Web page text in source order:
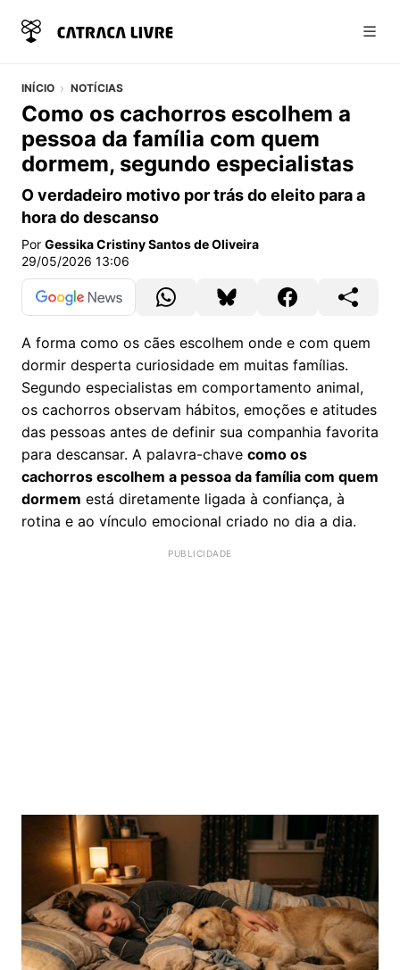
INÍCIO NOTÍCIAS
Como os cachorros escolhem a
pessoa da família com quem
dormem, segundo especialistas
O verdadeiro motivo por trás do eleito para a
hora do descanso
Por Gessika Cristiny Santos de Oliveira
29/05/2026 13:06
A forma como os cães escolhem onde e com quem
dormir desperta curiosidade em muitas famílias.
Segundo especialistas em comportamento animal,
os cachorros observam hábitos, emoções e atitudes
das pessoas antes de definir sua companhia favorita
para descansar. A palavra-chave como os
cachorros escolhem a pessoa da família com quem
dormem está diretamente ligada à confiança, à
rotina e ao vínculo emocional criado no dia a dia.